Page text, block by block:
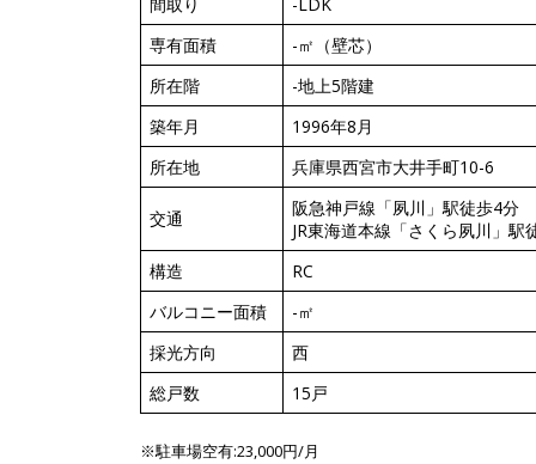
専有面積
-㎡（壁芯）
所在階
-地上5階建
築年月
1996年8月
所在地
兵庫県西宮市大井手町10-6
交通
阪急神戸線「夙川」駅徒歩4分
JR東海道本線「さくら夙川」駅
構造
RC
バルコニー面積
-㎡
採光方向
西
総戸数
15戸
※駐車場空有:23,000円/月